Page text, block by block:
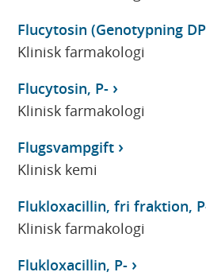
Flucytosin (Genotypning
Klinisk farmakologi
Flucytosin, P-
Klinisk farmakologi
Flugsvampgift
Klinisk kemi
Flukloxacillin, fri fraktion,
Klinisk farmakologi
Flukloxacillin, P-